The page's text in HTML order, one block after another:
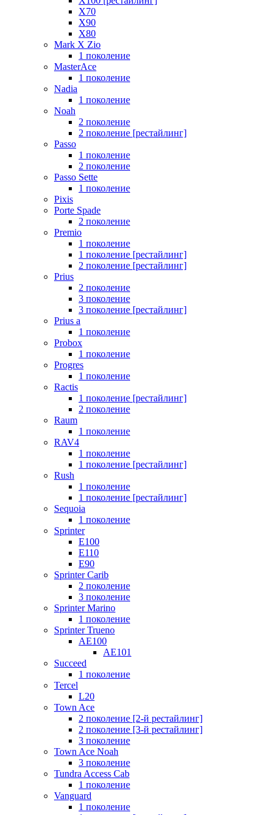
X70
X90
Х80
Mark X Zio
1 поколение
MasterAce
1 поколение
Nadia
1 поколение
Noah
2 поколение
2 поколение [рестайлинг]
Passo
1 поколение
2 поколение
Passo Sette
1 поколение
Pixis
Porte Spade
2 поколение
Premio
1 поколение
1 поколение [рестайлинг]
2 поколение [рестайлинг]
Prius
2 поколение
3 поколение
3 поколение [рестайлинг]
Prius a
1 поколение
Probox
1 поколение
Progres
1 поколение
Ractis
1 поколение [рестайлинг]
2 поколение
Raum
1 поколение
RAV4
1 поколение
1 поколение [рестайлинг]
Rush
1 поколение
1 поколение [рестайлинг]
Sequoia
1 поколение
Sprinter
E100
E110
E90
Sprinter Carib
2 поколение
3 поколение
Sprinter Marino
1 поколение
Sprinter Trueno
AE100
AE101
Succeed
1 поколение
Tercel
L20
Town Ace
2 поколение [2-й рестайлинг]
2 поколение [3-й рестайлинг]
3 поколение
Town Ace Noah
3 поколение
Tundra Access Cab
1 поколение
Vanguard
1 поколение